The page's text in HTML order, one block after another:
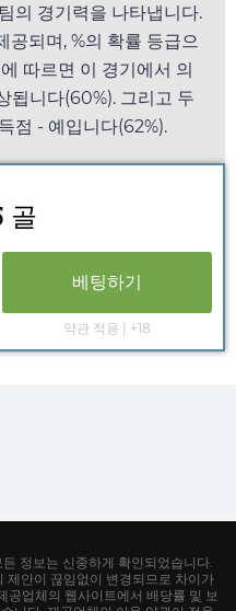
의 경기력을 나타냅니다.
공되며, %의 확률 등급으
따르면 이 경기에서 의
됩니다(60%). 그리고 두
점 - 예입니다(62%).
골
베팅하기
약관 적용 | +18
정보는 신중하게 확인되었습니다.
제안이 끊임없이 변경되므로 차이가
공업체의 웹사이트에서 배당률 및 보